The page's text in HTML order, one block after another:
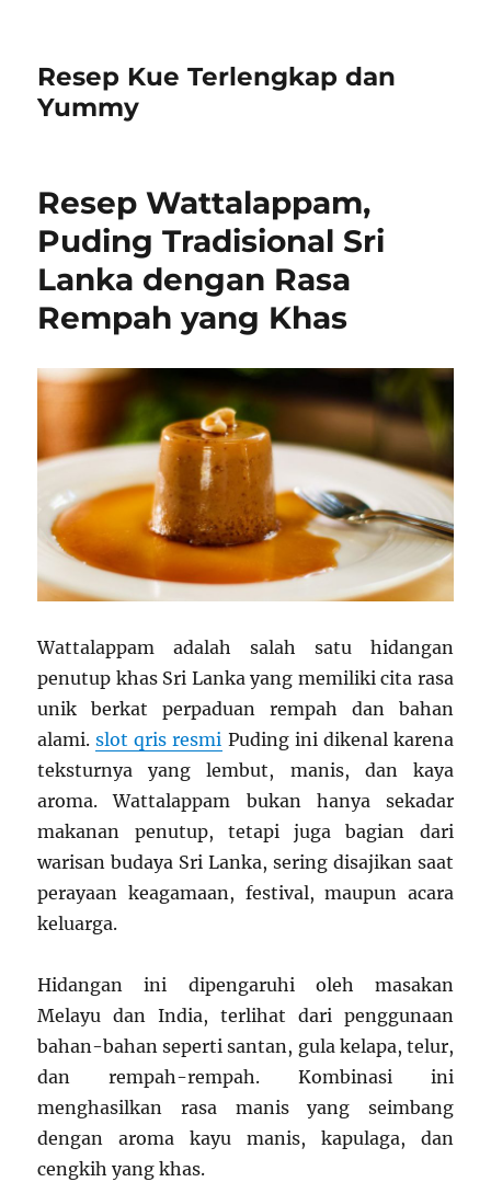
Resep Kue Terlengkap dan
Yummy
Resep Wattalappam,
Puding Tradisional Sri
Lanka dengan Rasa
Rempah yang Khas
Wattalappam adalah salah satu hidangan
penutup khas Sri Lanka yang memiliki cita rasa
unik berkat perpaduan rempah dan bahan
alami.slot qris resmi Puding ini dikenal karena
teksturnya yang lembut, manis, dan kaya
aroma. Wattalappam bukan hanya sekadar
makanan penutup, tetapi juga bagian dari
warisan budaya Sri Lanka, sering disajikan saat
perayaan keagamaan, festival, maupun acara
keluarga.
Hidangan ini dipengaruhi oleh masakan
Melayu dan India, terlihat dari penggunaan
bahan-bahan seperti santan, gula kelapa, telur,
dan rempah-rempah. Kombinasi ini
menghasilkan rasa manis yang seimbang
dengan aroma kayu manis, kapulaga, dan
cengkih yang khas.